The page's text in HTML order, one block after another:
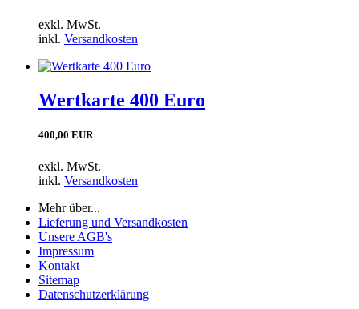
exkl. MwSt.
inkl. Versandkosten
Wertkarte 400 Euro
400,00 EUR
exkl. MwSt.
inkl. Versandkosten
Mehr über...
Lieferung und Versandkosten
Unsere AGB's
Impressum
Kontakt
Sitemap
Datenschutzerklärung